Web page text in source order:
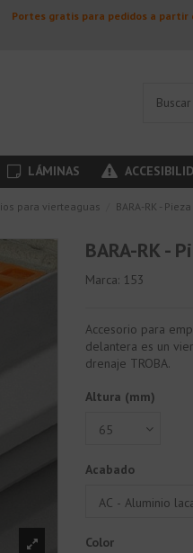
Portes gratis para pedidos a partir
LÁMINAS
para vierteaguas BARA-RK -
BARA-RK -
Marca: 153
Accesorio para
delantera es un
drenaje TROBA.
Altura (mm)
Acabado
Color